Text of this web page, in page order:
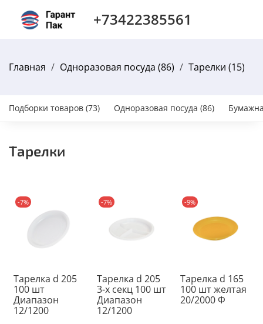
+73422385561
Главная Одноразовая посуда (86) Тарелки (15)
Подборки товаров (73) Одноразовая посуда (86)
Тарелки
-7%
Тарелка d 205
100 шт
Диапазон
12/1200
-7%
Тарелка d 205
3-х секц 100 шт
Диапазон
12/1200
-9%
Тарелка d 165
100 шт желтая
20/2000 Ф